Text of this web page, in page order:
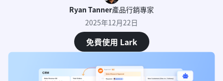
Ryan Tanner產品行銷專家
2025年12月22日
免費使用 Lark